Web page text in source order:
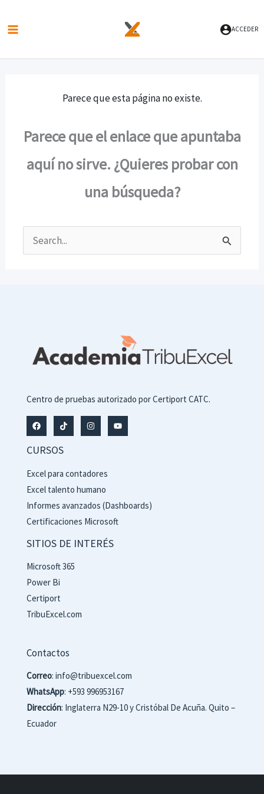
ACCEDER
Parece que esta página no existe.
Parece que el enlace que apuntaba
aquí no sirve. ¿Quieres probar con
una búsqueda?
Buscar
por:
Centro de pruebas autorizado por Certiport CATC.
CURSOS
Excel para contadores
Excel talento humano
Informes avanzados (Dashboards)
Certificaciones Microsoft
SITIOS DE INTERÉS
Microsoft 365
Power Bi
Certiport
TribuExcel.com
Contactos
Correo: info@tribuexcel.com
WhatsApp: +593 996953167
Dirección: Inglaterra N29-10 y Cristóbal De Acuña. Quito –
Ecuador